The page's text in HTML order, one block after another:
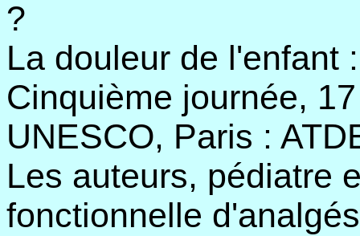
?
La douleur de l'enfant
Cinquième journée,
UNESCO, Paris :
Les auteurs, pédiatre
fonctionnelle